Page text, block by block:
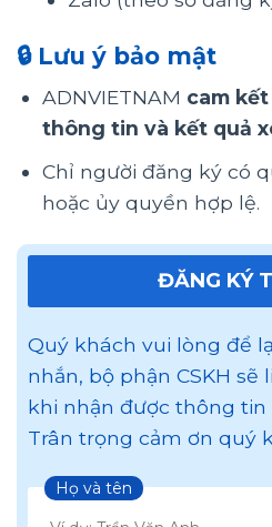
🔒 Lưu ý bảo mật
ADNVIETNAM cam kết
thông tin và kết quả
Chỉ người đăng ký có
hoặc ủy quyền hợp lệ.
ĐĂNG KÝ
Quý khách vui lòng để
nhắn, bộ phận CSKH sẽ
khi nhận được thông tin
Trân trọng cảm ơn quý
Họ và tên